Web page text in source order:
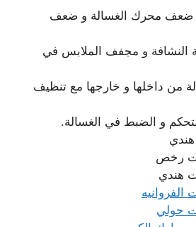
ضعف محرك الغسالة و ضعف
النشافة و مجفف الملابس في
من داخلها و خارجها مع تنظيف
و الضبط في الغسالة.
رخص
هندي
الفروانيه
حولي